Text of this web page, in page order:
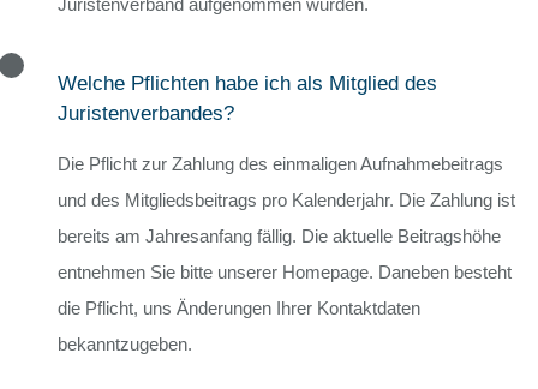
Welche Pflichten habe ich als Mitglied des
Juristenverbandes?
Die Pflicht zur Zahlung des einmaligen Aufnahmebeitrags
und des Mitgliedsbeitrags pro Kalenderjahr. Die Zahlung ist
bereits am Jahresanfang fällig. Die aktuelle Beitragshöhe
entnehmen Sie bitte unserer Homepage. Daneben besteht
die Pflicht, uns Änderungen Ihrer Kontaktdaten
bekanntzugeben.